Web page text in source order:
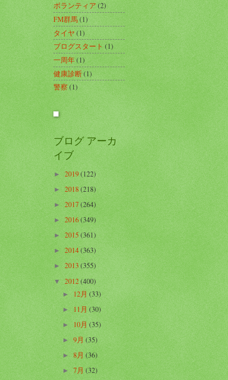
ボランティア(2)
FM群馬(1)
タイヤ(1)
ブログスタート(1)
一周年(1)
健康診断(1)
警察 (1)
ブログ アーカ
イブ
►2019(122)
► 2018(218)
►2017(264)
►2016(349)
►2015(361)
►2014(363)
►2013(355)
▼2012(400)
►12月(33)
►11月(30)
►10月(35)
►9月(35)
►8月(36)
►7月(32)